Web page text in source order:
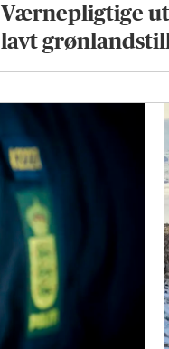
Værnepligtige
lavt